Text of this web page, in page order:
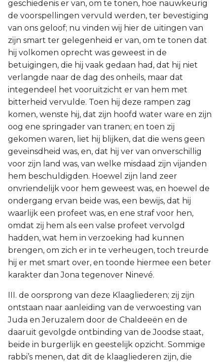
2 Johannes
3 Johannes
Judas
Openbaring
geschiedenis er van, om te tonen, hoe nauwkeurig
de voorspellingen vervuld werden, ter bevestiging
van ons geloof; nu vinden wij hier de uitingen van
zijn smart ter gelegenheid er van, om te tonen dat
hij volkomen oprecht was geweest in de
betuigingen, die hij vaak gedaan had, dat hij niet
verlangde naar de dag des onheils, maar dat
integendeel het vooruitzicht er van hem met
bitterheid vervulde. Toen hij deze rampen zag
komen, wenste hij, dat zijn hoofd water ware en zijn
oog ene springader van tranen; en toen zij
gekomen waren, liet hij blijken, dat die wens geen
geveinsdheid was, en, dat hij ver van onverschillig
voor zijn land was, van welke misdaad zijn vijanden
hem beschuldigden. Hoewel zijn land zeer
onvriendelijk voor hem geweest was, en hoewel de
ondergang ervan beide was, een bewijs, dat hij
waarlijk een profeet was, en ene straf voor hen,
omdat zij hem als een valse profeet vervolgd
hadden, wat hem in verzoeking had kunnen
brengen, om zich er in te verheugen, toch treurde
hij er met smart over, en toonde hiermee een beter
karakter dan Jona tegenover Ninevé.
III. de oorsprong van deze Klaagliederen; zij zijn
ontstaan naar aanleiding van de verwoesting van
Juda en Jeruzalem door de Chaldeeën en de
daaruit gevolgde ontbinding van de Joodse staat,
beide in burgerlijk en geestelijk opzicht. Sommige
rabbi’s menen, dat dit de klaagliederen zijn, die